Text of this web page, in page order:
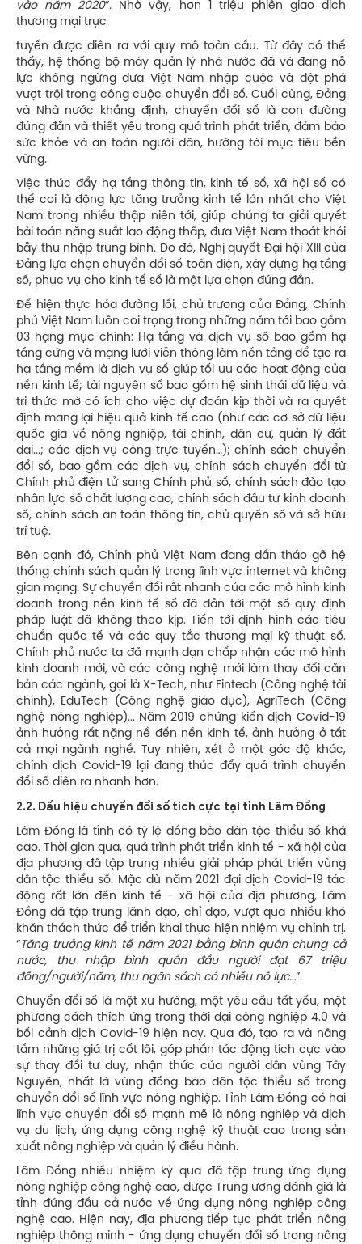
vào năm 2020”. Nhờ vậy, hơn 1 triệu phiên giao dịch
thương mại trực
tuyến được diễn ra với quy mô toàn cầu. Từ đây có thể
thấy, hệ thống bộ máy quản lý nhà nước đã và đang nỗ
lực không ngừng đưa Việt Nam nhập cuộc và đột phá
vượt trội trong công cuộc chuyển đổi số. Cuối cùng, Đảng
và Nhà nước khẳng định, chuyển đổi số là con đường
đúng đắn và thiết yếu trong quá trình phát triển, đảm bảo
sức khỏe và an toàn người dân, hướng tới mục tiêu bền
vững.
Việc thúc đẩy hạ tầng thông tin, kinh tế số, xã hội số có
thể coi là động lực tăng trưởng kinh tế lớn nhất cho Việt
Nam trong nhiều thập niên tới, giúp chúng ta giải quyết
bài toán năng suất lao động thấp, đưa Việt Nam thoát khỏi
bẫy thu nhập trung bình. Do đó, Nghị quyết Đại hội XIII của
Đảng lựa chọn chuyển đổi số toàn diện, xây dựng hạ tầng
số, phục vụ cho kinh tế số là một lựa chọn đúng đắn.
Để hiện thực hóa đường lối, chủ trương của Đảng, Chính
phủ Việt Nam luôn coi trọng trong những năm tới bao gồm
03 hạng mục chính: Hạ tầng và dịch vụ số bao gồm hạ
tầng cứng và mạng lưới viễn thông làm nền tảng để tạo ra
hạ tầng mềm là dịch vụ số giúp tối ưu các hoạt động của
nền kinh tế; tài nguyên số bao gồm hệ sinh thái dữ liệu và
tri thức mở có ích cho việc dự đoán kịp thời và ra quyết
định mang lại hiệu quả kinh tế cao (như các cơ sở dữ liệu
quốc gia về nông nghiệp, tài chính, dân cư, quản lý đất
đai...; các dịch vụ công trực tuyến…); chính sách chuyển
đổi số, bao gồm các dịch vụ, chính sách chuyển đổi từ
Chính phủ điện tử sang Chính phủ số, chính sách đào tạo
nhân lực số chất lượng cao, chính sách đầu tư kinh doanh
số, chính sách an toàn thông tin, chủ quyền số và sở hữu
trí tuệ.
Bên cạnh đó, Chính phủ Việt Nam đang dần tháo gỡ hệ
thống chính sách quản lý trong lĩnh vực internet và không
gian mạng. Sự chuyển đổi rất nhanh của các mô hình kinh
doanh trong nền kinh tế số đã dẫn tới một số quy định
pháp luật đã không theo kịp. Tiến tới định hình các tiêu
chuẩn quốc tế và các quy tắc thương mại kỹ thuật số.
Chính phủ nước ta đã mạnh dạn chấp nhận các mô hình
kinh doanh mới, và các công nghệ mới làm thay đổi căn
bản các ngành, gọi là X-Tech, như Fintech (Công nghệ tài
chính), EduTech (Công nghệ giáo dục), AgriTech (Công
nghệ nông nghiệp)... Năm 2019 chứng kiến dịch Covid-19
ảnh hưởng rất nặng nề đến nền kinh tế, ảnh hưởng ở tất
cả mọi ngành nghề. Tuy nhiên, xét ở một góc độ khác,
chính dịch Covid-19 lại đang thúc đẩy quá trình chuyển
đổi số diễn ra nhanh hơn.
2.2. Dấu hiệu chuyển đổi số tích cực tại tỉnh Lâm Đồng
Lâm Đồng là tỉnh có tỷ lệ đồng bào dân tộc thiểu số khá
cao. Thời gian qua, quá trình phát triển kinh tế - xã hội của
địa phương đã tập trung nhiều giải pháp phát triển vùng
dân tộc thiểu số. Mặc dù năm 2021 đại dịch Covid-19 tác
động rất lớn đến kinh tế - xã hội của địa phương, Lâm
Đồng đã tập trung lãnh đạo, chỉ đạo, vượt qua nhiều khó
khăn thách thức để triển khai thực hiện nhiệm vụ chính trị.
“ Tăng trưởng kinh tế năm 2021 bằng bình quân chung cả
nước, thu nhập bình quân đầu người đạt 67 triệu
đồng/người/năm, thu ngân sách có nhiều nỗ lực…”.
Chuyển đổi số là một xu hướng, một yêu cầu tất yếu, một
phương cách thích ứng trong thời đại công nghiệp 4.0 và
bối cảnh dịch Covid-19 hiện nay. Qua đó, tạo ra và nâng
tầm những giá trị cốt lõi, góp phần tác động tích cực vào
sự thay đổi tư duy, nhận thức của người dân vùng Tây
Nguyên, nhất là vùng đồng bào dân tộc thiểu số trong
chuyển đổi số lĩnh vực nông nghiệp. Tỉnh Lâm Đồng có hai
lĩnh vực chuyển đổi số mạnh mẽ là nông nghiệp và dịch
vụ du lịch, ứng dụng công nghệ kỹ thuật cao trong sản
xuất nông nghiệp và quản lý điều hành.
Lâm Đồng nhiều nhiệm kỳ qua đã tập trung ứng dụng
nông nghiệp công nghệ cao, được Trung ương đánh giá là
tỉnh đứng đầu cả nước về ứng dụng nông nghiệp công
nghệ cao. Hiện nay, địa phương tiếp tục phát triển nông
nghiệp thông minh - ứng dụng chuyển đổi số trong nông